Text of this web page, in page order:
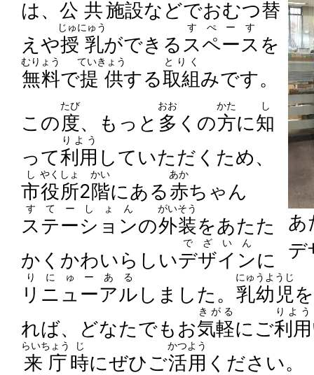
あ
デ
は、 公共施設などでおむつ替
えや授乳
じゅにゅう
ができるスペース
すぺーす
を
無料
むりょう
で提供
ていきょう
する取組
とりく
みです。
この度
たび
、もっと 多
おお
くの方
かた
に知
し
って利用
りよう
していただくため、
市
し
役所
やくしょ
2階
かい
にある赤
あか
ちゃん
ステーション
すてーしょん
の外装
がいそう
をあたた
かくかわいらしいデザイン
でざいん
に
リニューアル
りにゅーある
しました。 乳幼児
にゅうようじ
れば、どなたでもお気軽
きがる
にご利用
りよう
来庁
らいちょう
時
じ
にぜひご活用
かつよう
ください。